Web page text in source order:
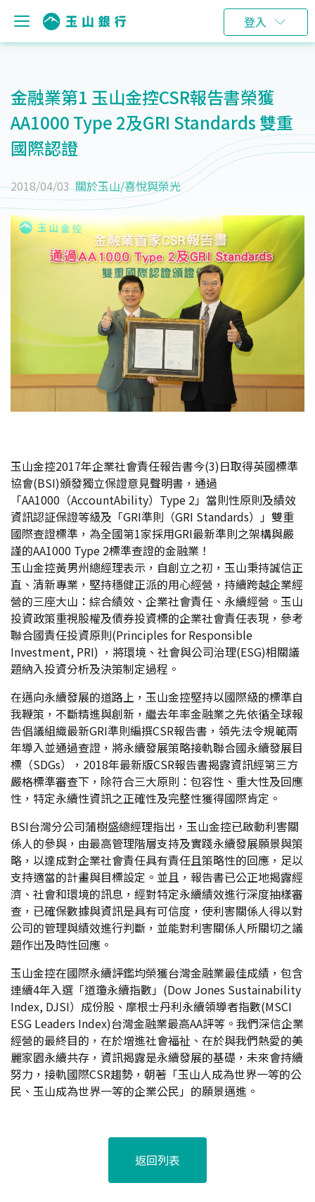
登入
金融業第1 玉山金控CSR報告書榮獲
AA1000 Type 2及GRI Standards 雙重
國際認證
2018/04/03 關於玉山/喜悅與榮光
玉山金控2017年企業社會責任報告書今(3)日取得英國標準
協會(BSI)頒發獨立保證意見聲明書，通過
「AA1000（AccountAbility）Type 2」當則性原則及績效
資訊認証保證等級及「GRI準則（GRI Standards）」雙重
國際查證標準，為全國第1家採用GRI最新準則之架構與嚴
謹的AA1000 Type 2標準查證的金融業！
玉山金控黃男州總經理表示，自創立之初，玉山秉持誠信正
直、清新專業，堅持穩健正派的用心經營，持續跨越企業經
營的三座大山：綜合績效、企業社會責任、永續經營。玉山
投資政策重視股權及債券投資標的企業社會責任表現，參考
聯合國責任投資原則(Principles for Responsible
Investment, PRI) ，將環境、社會與公司治理(ESG)相關議
題納入投資分析及決策制定過程。
在邁向永續發展的道路上，玉山金控堅持以國際級的標準自
我鞭策，不斷精進與創新，繼去年率金融業之先依循全球報
告倡議組織最新GRI準則編撰CSR報告書，領先法令規範兩
年導入並通過查證，將永續發展策略接軌聯合國永續發展目
標（SDGs），2018年最新版CSR報告書揭露資訊經第三方
嚴格標準審查下，除符合三大原則：包容性、重大性及回應
性，特定永續性資訊之正確性及完整性獲得國際肯定。
BSI台灣分公司蒲樹盛總經理指出，玉山金控已啟動利害關
係人的參與，由最高管理階層支持及實踐永續發展願景與策
略，以達成對企業社會責任具有責任且策略性的回應，足以
支持適當的計畫與目標設定。並且，報告書已公正地揭露經
濟、社會和環境的訊息，經對特定永續績效進行深度抽樣審
查，已確保數據與資訊是具有可信度，使利害關係人得以對
公司的管理與績效進行判斷，並能對利害關係人所關切之議
題作出及時性回應。
玉山金控在國際永續評鑑均榮獲台灣金融業最佳成績，包含
連續4年入選「道瓊永續指數」(Dow Jones Sustainability
Index, DJSI）成份股、摩根士丹利永續領導者指數(MSCI
ESG Leaders Index)台灣金融業最高AA評等。我們深信企業
經營的最終目的，在於增進社會福祉、在於與我們熱愛的美
麗家園永續共存，資訊揭露是永續發展的基礎，未來會持續
努力，接軌國際CSR趨勢，朝著「玉山人成為世界一等的公
民、玉山成為世界一等的企業公民」的願景邁進。
返回列表